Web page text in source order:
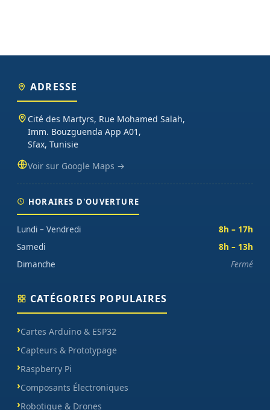
ADRESSE
Cité des Martyrs, Rue Mohamed Salah,
Imm. Bouzguenda App A01,
Sfax, Tunisie
Voir sur Google Maps →
HORAIRES D'OUVERTURE
Lundi – Vendredi
8h – 17h
Samedi
8h – 13h
Dimanche
Fermé
CATÉGORIES POPULAIRES
Cartes Arduino & ESP32
Capteurs & Prototypage
Raspberry Pi
Composants Électroniques
Robotique & Drones